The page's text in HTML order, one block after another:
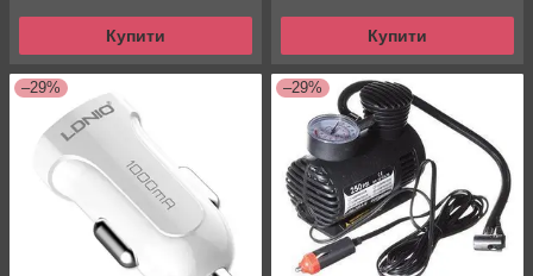
Купити Купити
–29% –29%